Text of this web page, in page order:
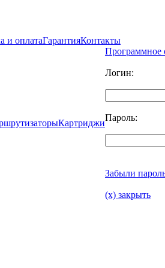
и оплатаГарантияКонтакты
Картриджи
Программное
Логин:
Пароль:
Забыли
(x) закрыть